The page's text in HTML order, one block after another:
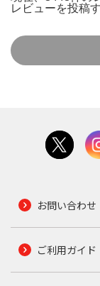
レビューを投稿
お問い合わせ
ご利用ガイド